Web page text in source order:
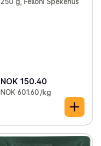
NOK 150.40
NOK 601.60 /kg